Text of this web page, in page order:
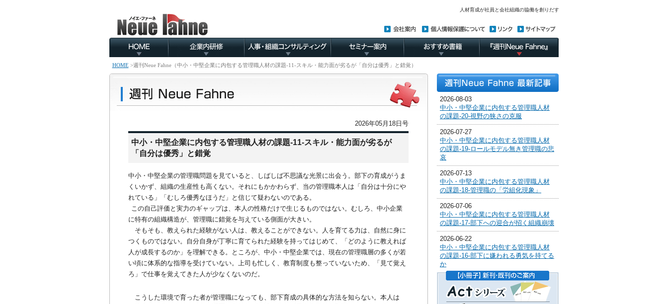
人材育成が社員と会社組織の協働を創りだす
HOME>週刊Neue Fahne（中小・中堅企業に内包する管理職人材の課題-11-スキル・能力面が劣るが「自分は優秀」と錯覚）
2026年05月18日号
中小・中堅企業に内包する管理職人材の課題-11-スキル・能力面が劣るが
「自分は優秀」と錯覚
中小・中堅企業の管理職問題を見ていると、しばしば不思議な光景に出会う。部下の育成がうま
くいかず、組織の生産性も高くない。それにもかかわらず、当の管理職本人は「自分は十分にや
れている」「むしろ優秀なほうだ」と信じて疑わないのである。
この自己評価と実力のギャップは、本人の性格だけで生じるものではない。むしろ、中小企業
に特有の組織構造が、管理職に錯覚を与えている側面が大きい。
そもそも、教えられた経験がない人は、教えることができない。人を育てる力は、自然に身に
つくものではない。自分自身が丁寧に育てられた経験を持ってはじめて、「どのように教えれば
人が成長するのか」を理解できる。ところが、中小・中堅企業では、現在の管理職層の多くが若
い頃に体系的な指導を受けていない。上司も忙しく、教育制度も整っていないため、「見て覚え
ろ」で仕事を覚えてきた人が少なくないのだ。
こうした環境で育った者が管理職になっても、部下育成の具体的な方法を知らない。本人は